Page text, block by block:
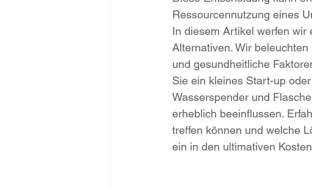
Ressourcennutzung eines
In diesem Artikel werfen wir
Alternativen. Wir
und gesundheitliche
Sie ein kleines Start-up
Wasserspender und
erheblich beeinflussen.
treffen können und welche
ein in den ultimativen